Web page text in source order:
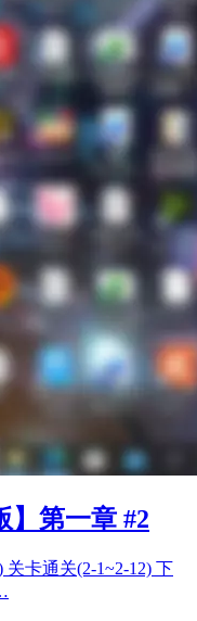
】第一章 #2
关卡通关(2-1~2-12) 下